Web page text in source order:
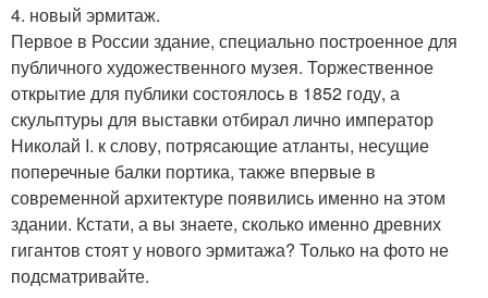
4. новый эрмитаж.
Первое в России здание, специально построенное для
публичного художественного музея. Торжественное
открытие для публики состоялось в 1852 году, а
скульптуры для выставки отбирал лично император
Николай I. к слову, потрясающие атланты, несущие
поперечные балки портика, также впервые в
современной архитектуре появились именно на этом
здании. Кстати, а вы знаете, сколько именно древних
гигантов стоят у нового эрмитажа? Только на фото не
подсматривайте.